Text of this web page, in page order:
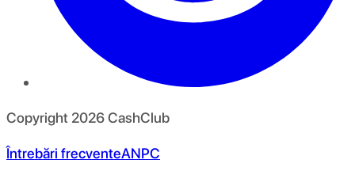
Copyright 2026CashClub
Întrebări frecventeANPC